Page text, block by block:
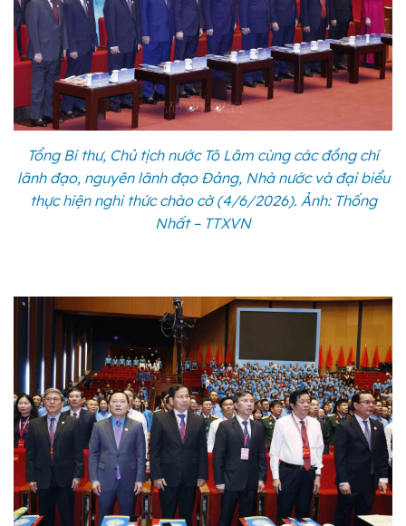
Tổng Bí thư, Chủ tịch nước Tô Lâm cùng các đồng chí
lãnh đạo, nguyên lãnh đạo Đảng, Nhà nước và đại biểu
thực hiện nghi thức chào cờ (4/6/2026). Ảnh: Thống
Nhất – TTXVN